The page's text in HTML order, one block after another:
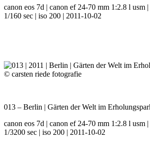
canon eos 7d | canon ef 24-70 mm 1:2.8 l usm
1/160 sec | iso 200 | 2011-10-02
013 – Berlin | Gärten der Welt im
canon eos 7d | canon ef 24-70 mm 1:2.8 l usm
1/3200 sec | iso 200 | 2011-10-02